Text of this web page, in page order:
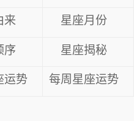
将会在狮子座顺行。
的精神、身心以及人
来 星座月份
序 星座揭秘
运势 每周星座运势